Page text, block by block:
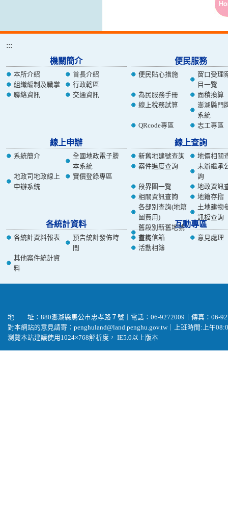
:::
機關簡介
本所介紹
首長介紹
組織編制及職掌
行政轄區
聯絡資訊
交通資訊
便民服務
便民貼心措施
窗口受理
目一覽
為民服務手冊
面積換算
線上稅務試算
澎湖縣門
系統
QRcode專區
志工專區
線上申辦
系統簡介
全國地政電子謄
本系統
地政司地政線上
申辦系統
實價登錄專區
線上查詢
新舊地建號查詢
地價相關
案件進度查詢
未辦繼承
詢
段界圖一覽
地政資訊
相關資訊查詢
地籍存摺
各部別查詢(地籍
圖費用)
土地建物
訊檔查詢
舊段別新舊地號
查詢
各統計資料
各統計資料報表
預告統計發佈時
間
其他案件統計資
料
互動專區
首長信箱
意見處理
活動相簿
地 址：880澎湖縣馬公市忠孝路７號｜電話︰06-9272009｜傳真：06-
對本網站的意見請寄︰penghuland@land.penghu.gov.tw｜上班時間:上午
瀏覽本站建議使用1024×768解析度， IE5.0以上版本